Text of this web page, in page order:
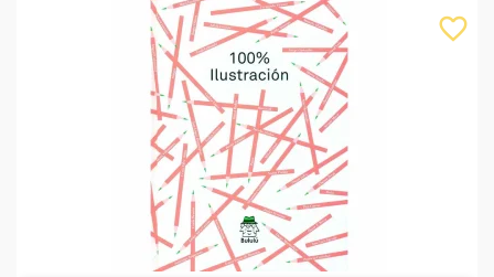
favorite_border